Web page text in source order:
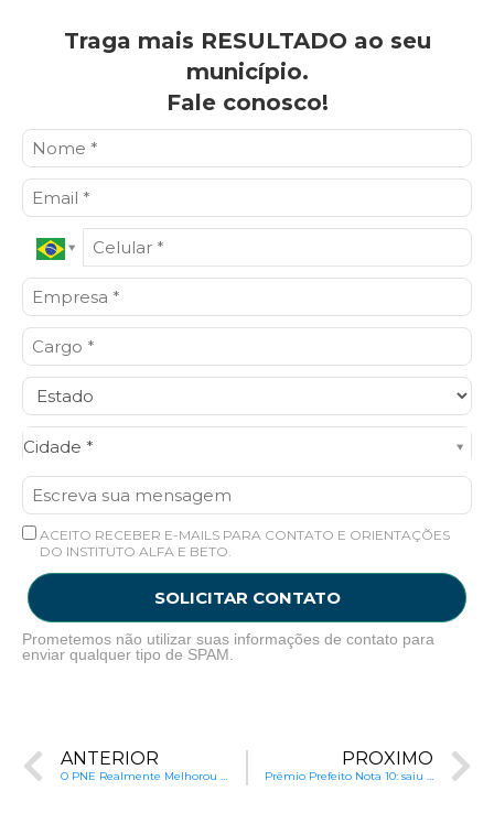
Traga mais RESULTADO ao seu
município.
Fale conosco!
Cidade *
Cidade*
ACEITO RECEBER E-MAILS PARA CONTATO E ORIENTAÇÕES
DO INSTITUTO ALFA E BETO.
SOLICITAR CONTATO
Prometemos não utilizar suas informações de contato para
enviar qualquer tipo de SPAM.
ANTERIOR
O PNE Realmente Melhorou a Educação?
PRÓXIMO
Prêmio Prefeito Nota 10: saiu na mídia